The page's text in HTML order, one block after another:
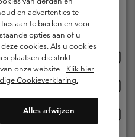
Garantie
voor lidmaatschap
inhoud
Impressum
en advertenties te
aan te bieden en voor
opties aan of u
cookies. Als u cookies
plaatsen die strikt
onze website. Klik hier
Cookieverklaring.
Alles afwijzen
en taal
beschikbaar